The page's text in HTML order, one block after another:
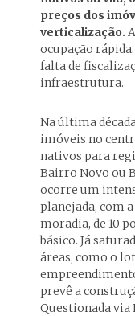
preços dos
verticalização.
ocupação
falta de
infraestrutura.
Na última
imóveis no
nativos para
Bairro Novo ou
ocorre um
planejada, com
moradia, de 10
básico. Já
áreas, como o
prevê a
Questionada via